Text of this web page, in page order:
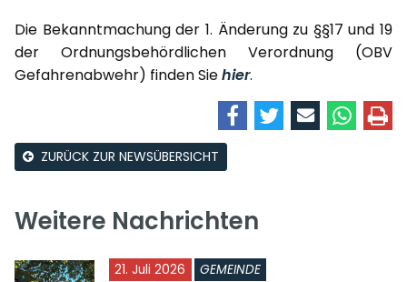
Die Bekanntmachung der 1. Änderung zu §§17 und 19
der Ordnungsbehördlichen Verordnung (OBV
Gefahrenabwehr) finden Siehier.
ZURÜCK ZUR NEWSÜBERSICHT
Weitere Nachrichten
21. Juli 2026 GEMEINDE